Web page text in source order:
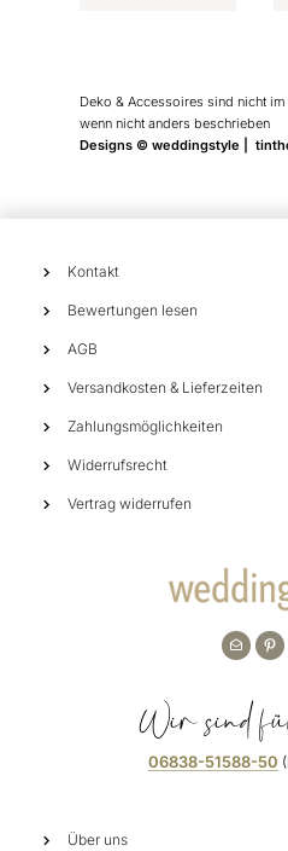
Deko & Accessoires sind nicht
wenn nicht anders beschrieben
Designs © weddingstyle |
Kontakt
Bewertungen lesen
AGB
Versandkosten & Lieferzeiten
Zahlungsmöglichkeiten
Widerrufsrecht
Vertrag widerrufen
Wir sind
06838-51588-50
Über uns